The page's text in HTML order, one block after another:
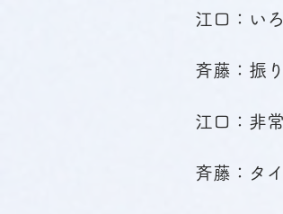
江口：い
斉藤：振
江口：非
斉藤：タ